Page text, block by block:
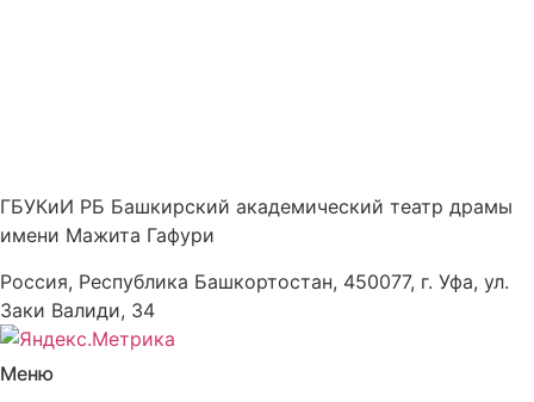
ГБУКиИ РБ Башкирский академический театр драмы
имени Мажита Гафури
Россия, Республика Башкортостан, 450077, г. Уфа, ул.
Заки Валиди, 34
Меню